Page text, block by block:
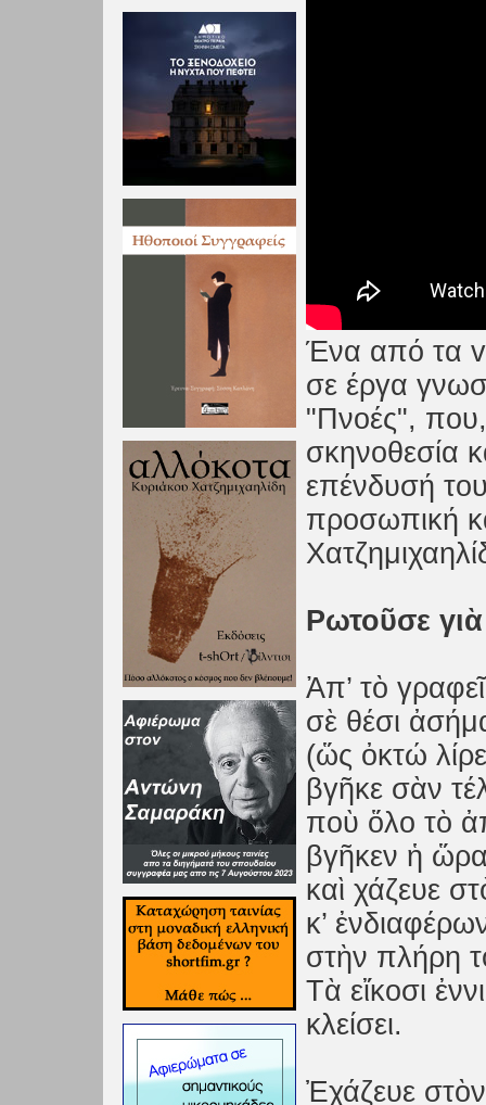
Ένα από τα
σε έργα
"Πνοές",
σκηνοθεσία
επένδυσή
προσωπική
Pωτοῦσε
Ἀπ’ τὸ
σὲ θέσι
(ὥς ὀκτώ
βγῆκε σὰν
ποὺ ὅλο τὸ
βγῆκεν ἡ
καὶ χάζευε
κ’
στὴν πλήρη
Τὰ εἴκοσι
κλείσει.
Ἐχάζευε